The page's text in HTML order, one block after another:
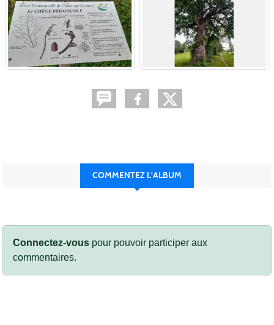
COMMENTEZ L'ALBUM
Connectez-vous pour pouvoir participer aux
commentaires.